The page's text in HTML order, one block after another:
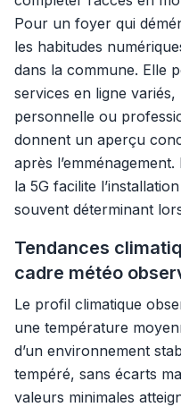
Pour un foyer qui
les habitudes
dans la commune. Elle
services en ligne
personnelle ou
donnent un aperçu
après
la 5G facilite
souvent déterminant
Tendances
cadre météo
Le profil climatique
une température
d’un environnement
tempéré, sans écarts
valeurs minimales